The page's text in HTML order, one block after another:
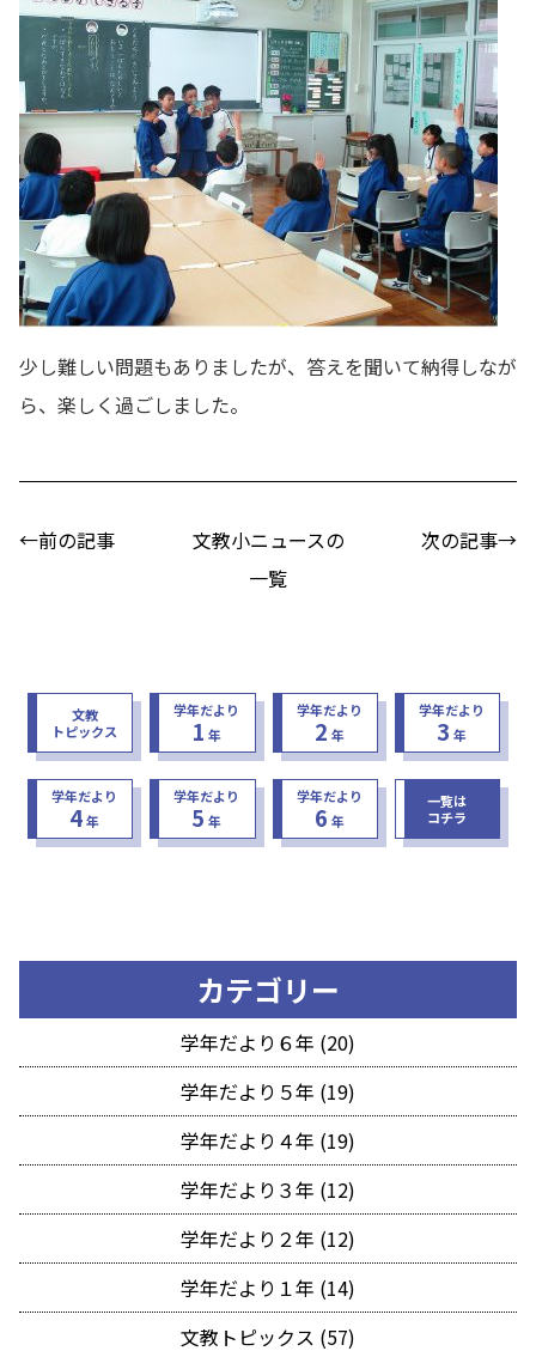
少し難しい問題もありましたが、答えを聞いて納得しなが
ら、楽しく過ごしました。
←前の記事
文教小ニュースの
一覧
次の記事→
文教
トピックス
学年だより
1 年
学年だより
2 年
学年だより
3 年
学年だより
4年
学年だより
5 年
学年だより
6 年
一覧は
コチラ
カテゴリー
学年だより６年 (20)
学年だより５年 (19)
学年だより４年 (19)
学年だより３年 (12)
学年だより２年 (12)
学年だより１年 (14)
文教トピックス (57)